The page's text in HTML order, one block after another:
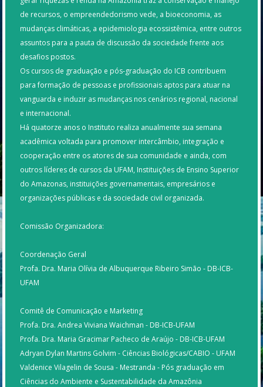
de recursos, o empreendedorismo vede, a bioeconomia, as
mudanças climáticas, a epidemiologia ecossistêmica, entre outros
assuntos para a pauta de discussão da sociedade frente aos
desafios postos.
Os cursos de graduação e pós-graduação do ICB contribuem
para formação de pessoas e profissionais aptos para atuar na
vanguarda e induzir as mudanças nos cenários regional, nacional
e internacional.
Há quatorze anos o Instituto realiza anualmente sua semana
acadêmica voltada para promover intercâmbio, integração e
cooperação entre os atores de sua comunidade e ainda, com
outros líderes de cursos da UFAM, Instituições de Ensino Superior
do Amazonas, instituições governamentais, empresários e
organizações públicas e da sociedade civil organizada.
Comissão Organizadora:
Coordenação Geral
Profa. Dra. Maria Olívia de Albuquerque Ribeiro Simão - DB-ICB-
UFAM
Comitê de Comunicação e Marketing
Profa. Dra. Andrea Viviana Waichman - DB-ICB-UFAM
Profa. Dra. Maria Gracimar Pacheco de Araújo - DB-ICB-UFAM
Adryan Dylan Martins Golvim - Ciências Biológicas/CABIO - UFAM
Valdenice Vilagelin de Sousa - Mestranda - Pós graduação em
Ciências do Ambiente e Sustentabilidade da Amazônia